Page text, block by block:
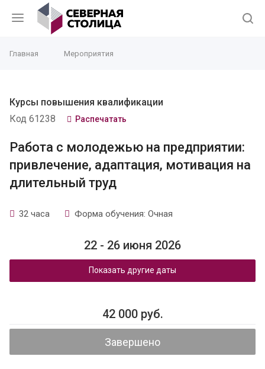
Главная Мероприятия
Курсы повышения квалификации
Код 61238
Распечатать
Работа с молодежью на предприятии:
привлечение, адаптация, мотивация на
длительный труд
32 часа Форма обучения: Очная
22 - 26 июня 2026
Показать другие даты
42 000 руб.
Завершено